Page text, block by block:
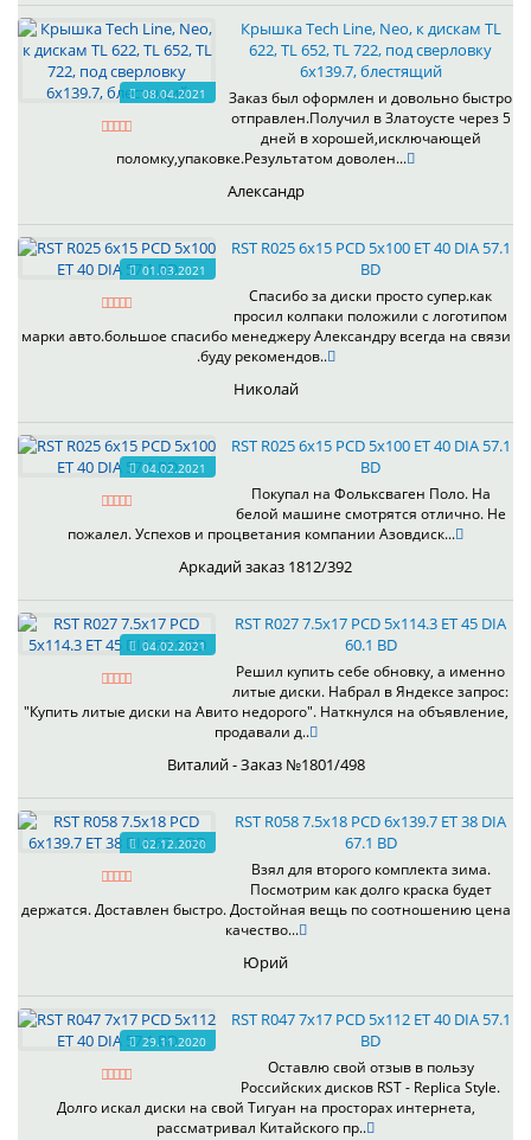
08.04.2021
Крышка Tech Line, Neo, к дискам TL
622, TL 652, TL 722, под сверловку
6х139.7, блестящий
Заказ был оформлен и довольно быстро
отправлен.Получил в Златоусте через 5
дней в хорошей,исключающей
поломку,упаковке.Результатом доволен...
Александр
01.03.2021
RST R025 6x15 PCD 5x100 ET 40 DIA 57.1
BD
Спасибо за диски просто супер.как
просил колпаки положили с логотипом
марки авто.большое спасибо менеджеру Александру всегда на связи
.буду рекомендов..
Николай
04.02.2021
RST R025 6x15 PCD 5x100 ET 40 DIA 57.1
BD
Покупал на Фольксваген Поло. На
белой машине смотрятся отлично. Не
пожалел. Успехов и процветания компании Азовдиск...
Аркадий заказ 1812/392
04.02.2021
RST R027 7.5x17 PCD 5x114.3 ET 45 DIA
60.1 BD
Решил купить себе обновку, а именно
литые диски. Набрал в Яндексе запрос:
"Купить литые диски на Авито недорого". Наткнулся на объявление,
продавали д..
Виталий - Заказ №1801/498
02.12.2020
RST R058 7.5x18 PCD 6x139.7 ET 38 DIA
67.1 BD
Взял для второго комплекта зима.
Посмотрим как долго краска будет
держатся. Доставлен быстро. Достойная вещь по соотношению цена
качество...
Юрий
29.11.2020
RST R047 7x17 PCD 5x112 ET 40 DIA 57.1
BD
Оставлю свой отзыв в пользу
Российских дисков RST - Replica Style.
Долго искал диски на свой Тигуан на просторах интернета,
рассматривал Китайского пр..